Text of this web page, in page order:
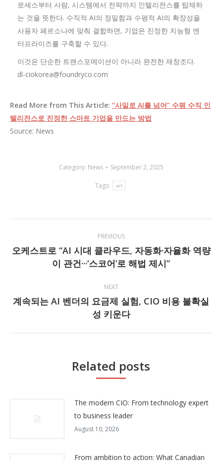
로세스부터 사람, 시스템에서 전략까지 인텔리전스를 탑재하
는 것을 뜻한다. 수직적 AI의 정밀함과 수평적 AI의 확장성을
사용자 페르소나에 맞춰 결합하면, 기업은 진정한 지능형 엔
터프라이즈를 구축할 수 있다.
이것은 단순한 트랜스포메이션이 아니라 완전한 재창조다.
dl-ciokorea@foundryco.com
Read More from This Article: “사일로 AI를 넘어” 수평 수직 인
텔리전스로 진정한 스마트 기업을 만드는 방법
Source: News
Category: News September 2, 2025
Tags: art
navigation
PREVIOUS
Previous
post:
오케스트로 “AI 시대 클라우드, 자동화·자율화 역량
이 관건···‘스코어’로 해법 제시”
NEXT
Next
post:
계속되는 AI 벤더의 요금제 실험, CIO 비용 불확실
성 키운다
Related posts
The modern CIO: From technology expert
to business leader
August 10, 2026
From ambition to action: What Canadian